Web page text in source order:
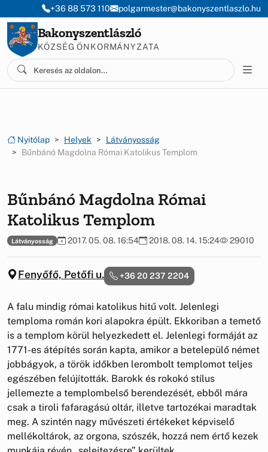
Ugrás a menüre
Ugrás a tartalomra
+36 88 573 110 polgarmester@bakonyszentlaszlo.hu
Bakonyszentlászló
KÖZSÉG ÖNKORMÁNYZATA
Nyitólap Helyek
Látványosság
Bűnbánó Magdolna Római Katolikus Templom
Bűnbánó Magdolna Római
Katolikus Templom
Látványosság 2017. 05. 08. 16:54 2018. 08. 14. 15:24 29010
Fenyőfő, Petőfi u. +36 20 237 2204
A falu mindig római katolikus hitű volt. Jelenlegi
temploma román kori alapokra épült. Ekkoriban a temető
is a templom körül helyezkedett el. Jelenlegi formáját az
1771-es átépítés során kapta, amikor a betelepülő német
jobbágyok, a török időkben lerombolt templomot teljes
egészében felújították. Barokk és rokokó stílus
jellemezte a templombelső berendezését, ebből mára
csak a tiroli fafaragású oltár, illetve tartozékai maradtak
meg. A szintén nagy művészeti értékeket képviselő
mellékoltárok, az orgona, szószék, hozzá nem értő kezek